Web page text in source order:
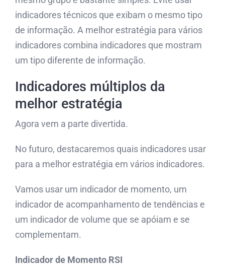
indicadores técnicos que exibam o mesmo tipo
de informação. A melhor estratégia para vários
indicadores combina indicadores que mostram
um tipo diferente de informação.
Indicadores múltiplos da
melhor estratégia
Agora vem a parte divertida.
No futuro, destacaremos quais indicadores usar
para a melhor estratégia em vários indicadores.
Vamos usar um indicador de momento, um
indicador de acompanhamento de tendências e
um indicador de volume que se apóiam e se
complementam.
Indicador de Momento RSI